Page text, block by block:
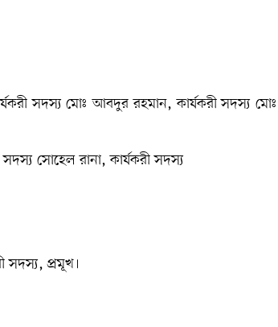
সদস্য মোঃ আবদুর রহমান, কার্যকরী সদস্য মোঃ
সোহেল রানা, কার্যকরী সদস্য
সদস্য, প্রমূখ।